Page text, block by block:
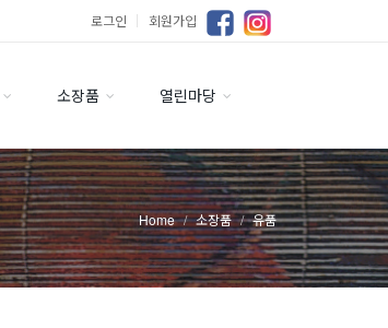
로그인 ｜ 회원가입
소장품 열린마당
Home 소장품 유품